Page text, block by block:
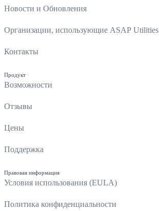
Новости и Обновления
Организации, использующие ASAP Utilities
Контакты
Продукт
Возможности
Отзывы
Цены
Поддержка
Правовая информация
Условия использования (EULA)
Политика конфиденциальности